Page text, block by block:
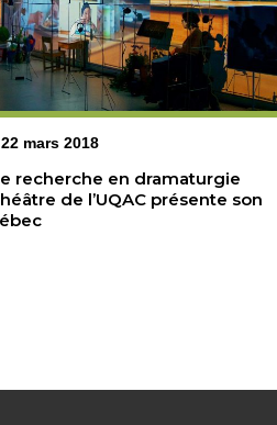
22 mars 2018
recherche en dramaturgie
de l’UQAC présente son